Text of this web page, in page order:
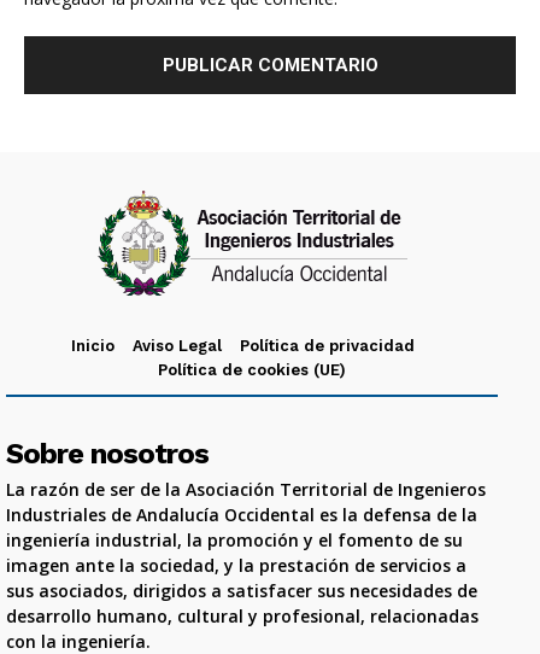
Inicio Aviso Legal
Política de privacidad
Política de cookies (UE)
Sobre nosotros
La razón de ser de la Asociación Territorial de Ingenieros
Industriales de Andalucía Occidental es la defensa de la
ingeniería industrial, la promoción y el fomento de su
imagen ante la sociedad, y la prestación de servicios a
sus asociados, dirigidos a satisfacer sus necesidades de
desarrollo humano, cultural y profesional, relacionadas
con la ingeniería.